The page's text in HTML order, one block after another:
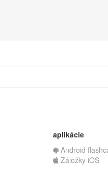
aplikácie
Android
Záložky iOS